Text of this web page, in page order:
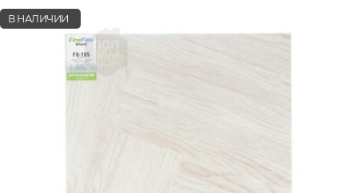
В НАЛИЧИИ